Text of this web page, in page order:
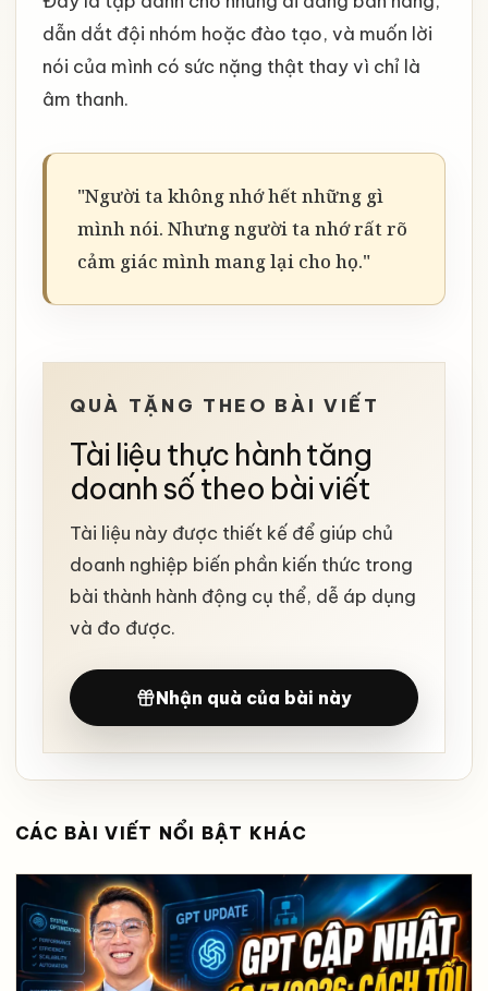
dẫn dắt đội nhóm hoặc đào tạo, và muốn lời
nói của mình có sức nặng thật thay vì chỉ là
âm thanh.
"Người ta không nhớ hết những gì
mình nói. Nhưng người ta nhớ rất rõ
cảm giác mình mang lại cho họ."
QUÀ TẶNG THEO BÀI VIẾT
Tài liệu thực hành tăng
doanh số theo bài viết
Tài liệu này được thiết kế để giúp chủ
doanh nghiệp biến phần kiến thức trong
bài thành hành động cụ thể, dễ áp dụng
và đo được.
Nhận quà của bài này
CÁC BÀI VIẾT NỔI BẬT KHÁC